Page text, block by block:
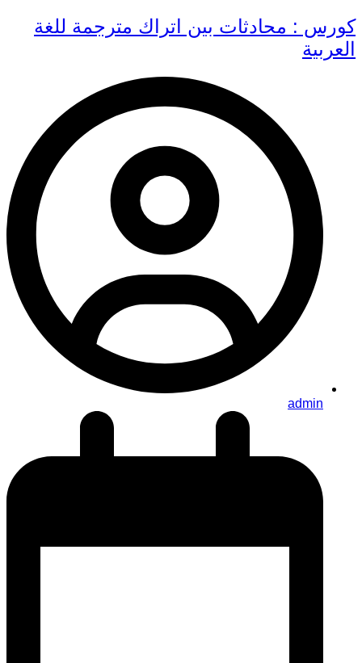
كورس : محادثات بين اتراك مترجمة للغة
العربية
admin